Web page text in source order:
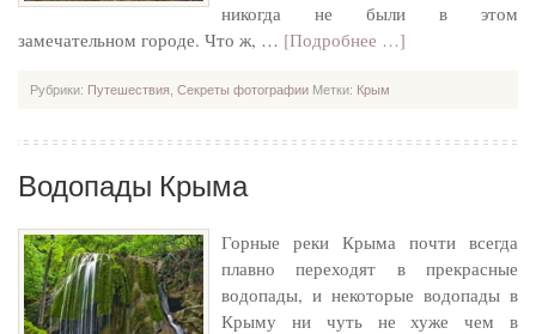
никогда не были в этом
замечательном городе. Что ж, … [Подробнее …]
Рубрики: Путешествия Секреты фотографии Метки: Крым
Водопады Крыма
Горные реки Крыма почти всегда
плавно переходят в прекрасные
водопады, и некоторые водопады в
Крыму ни чуть не хуже чем в